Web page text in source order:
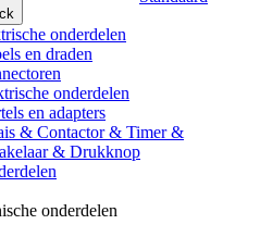
onderdelen
en draden
onderdelen
en adapters
& Contactor & Timer &
& Drukknop
onderdelen